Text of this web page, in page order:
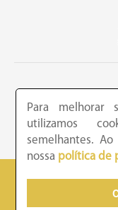
2026 - Academia
Para melhorar
utilizamos
semelhantes.
nossa política de